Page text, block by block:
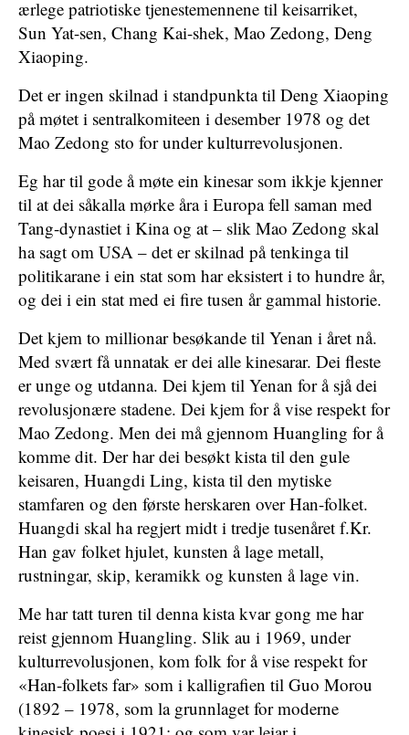
ærlege patriotiske tjenestemennene til keisarriket,
Sun Yat-sen, Chang Kai-shek, Mao Zedong, Deng
Xiaoping.
Det er ingen skilnad i standpunkta til Deng Xiaoping
på møtet i sentralkomiteen i desember 1978 og det
Mao Zedong sto for under kulturrevolusjonen.
Eg har til gode å møte ein kinesar som ikkje kjenner
til at dei såkalla mørke åra i Europa fell saman med
Tang-dynastiet i Kina og at – slik Mao Zedong skal
ha sagt om USA – det er skilnad på tenkinga til
politikarane i ein stat som har eksistert i to hundre år,
og dei i ein stat med ei fire tusen år gammal historie.
Det kjem to millionar besøkande til Yenan i året nå.
Med svært få unnatak er dei alle kinesarar. Dei fleste
er unge og utdanna. Dei kjem til Yenan for å sjå dei
revolusjonære stadene. Dei kjem for å vise respekt for
Mao Zedong. Men dei må gjennom Huangling for å
komme dit. Der har dei besøkt kista til den gule
keisaren, Huangdi Ling, kista til den mytiske
stamfaren og den første herskaren over Han-folket.
Huangdi skal ha regjert midt i tredje tusenåret f.Kr.
Han gav folket hjulet, kunsten å lage metall,
rustningar, skip, keramikk og kunsten å lage vin.
Me har tatt turen til denna kista kvar gong me har
reist gjennom Huangling. Slik au i 1969, under
kulturrevolusjonen, kom folk for å vise respekt for
«Han-folkets far» som i kalligrafien til Guo Morou
(1892 – 1978, som la grunnlaget for moderne